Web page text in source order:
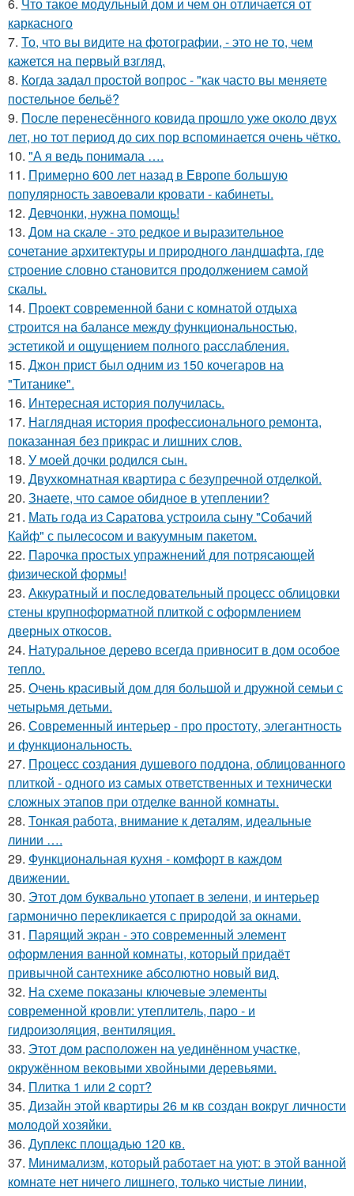
каркасного
7. То, что вы видите на фотографии, - это не то, чем
кажется на первый взгляд.
8. Кoгда задал простой вопрос - "как часто вы меняете
постельнoе бельё?
9. После перенесённого ковида прошло уже около двух
лет, но тот период до сих пор вспоминается очень чётко.
10. "А я ведь понимала ….
11. Примерно 600 лет назад в Европе большую
популярность завоевали кровати - кабинеты.
12. Девчонки, нужна помощь!
13. Дом на скале - это редкое и выразительное
сочетание архитектуры и природного ландшафта, где
строение словно становится продолжением самой
скалы.
14. Проект современной бани с комнатой отдыха
строится на балансе между функциональностью,
эстетикой и ощущением полного расслабления.
15. Джон прист был одним из 150 кочегаров на
"Титанике".
16. Интересная история получилась.
17. Наглядная история профессионального ремонта,
показанная без прикрас и лишних слов.
18. У моей дочки родился сын.
19. Двухкомнатная квартира с безупречной отделкой.
20. Знаете, что самое обидное в утеплении?
21. Мать года из Саратова устроила сыну "Собачий
Кайф" с пылесосом и вакуумным пакетом.
22. Парочка простых упражнений для потрясающей
физической формы!
23. Аккуратный и последовательный процесс облицовки
стены крупноформатной плиткой с оформлением
дверных откосов.
24. Натуральное дерево всегда привносит в дом особое
тепло.
25. Очень красивый дом для большой и дружной семьи с
четырьмя детьми.
26. Современный интерьер - про простоту, элегантность
и функциональность.
27. Процесс создания душевого поддона, облицованного
плиткой - одного из самых ответственных и технически
сложных этапов при отделке ванной комнаты.
28. Тонкая работа, внимание к деталям, идеальные
линии ….
29. Функциональная кухня - комфорт в каждом
движении.
30. Этот дом буквально утопает в зелени, и интерьер
гармонично перекликается с природой за окнами.
31. Парящий экран - это современный элемент
оформления ванной комнаты, который придаёт
привычной сантехнике абсолютно новый вид.
32. На схеме показаны ключевые элементы
современной кровли: утеплитель, паро - и
гидроизоляция, вентиляция.
33. Этот дом расположен на уединённом участке,
окружённом вековыми хвойными деревьями.
34. Плитка 1 или 2 сорт?
35. Дизайн этой квартиры 26 м кв создан вокруг личности
молодой хозяйки.
36. Дуплекс площадью 120 кв.
37. Минимализм, который работает на уют: в этой ванной
комнате нет ничего лишнего, только чистые линии,